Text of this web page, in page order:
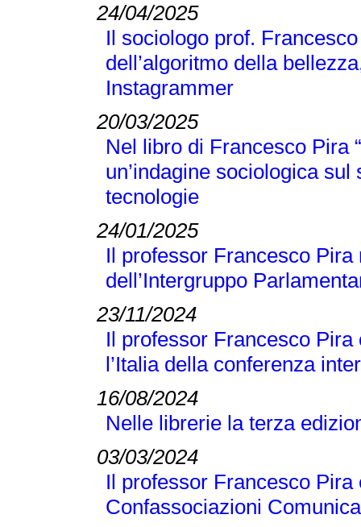
24/04/2025
Il sociologo prof.
dell’algoritmo della
Instagrammer
20/03/2025
Nel libro di Francesco Pira
un’indagine sociologica
tecnologie
24/01/2025
Il professor Francesco
dell’Intergruppo
23/11/2024
Il professor Francesco
l’Italia della conferenza
16/08/2024
Nelle librerie la terza
03/03/2024
Il professor Francesco
Confassociazioni